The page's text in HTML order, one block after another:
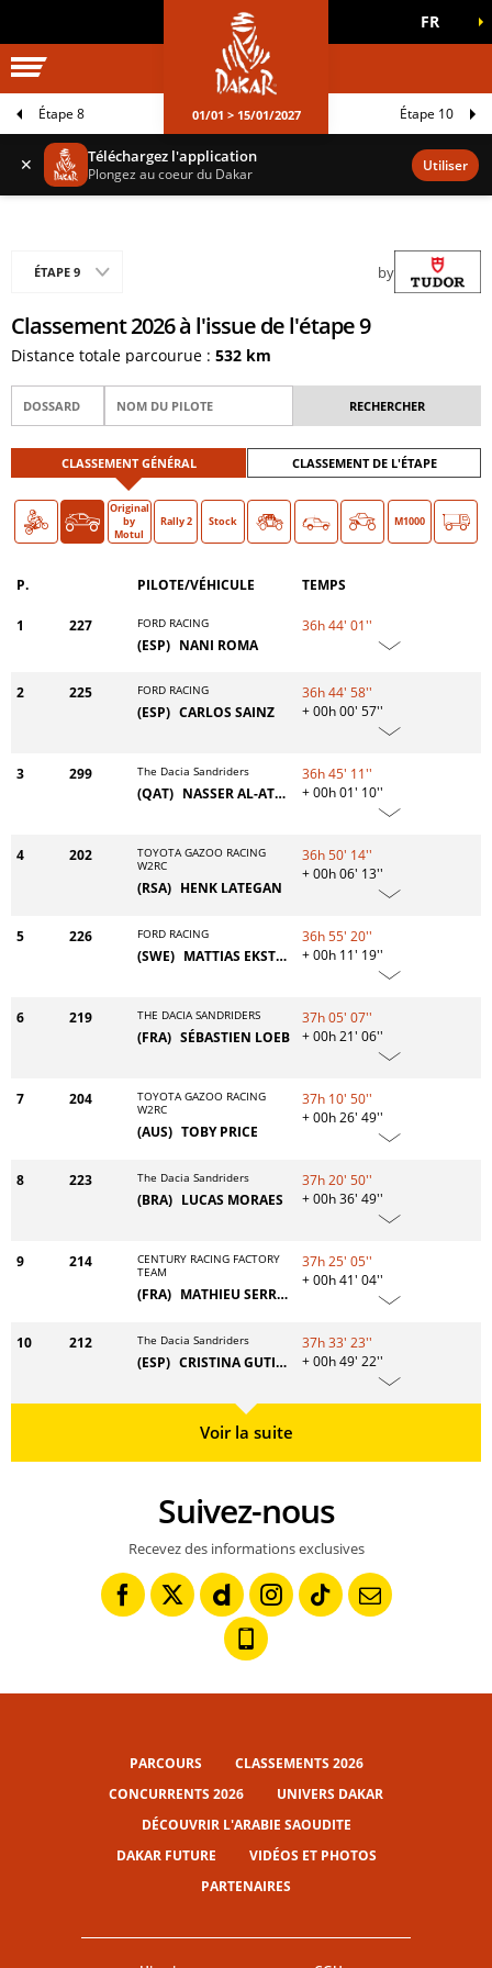
DAKAR
OFFICIELS FR
01/01 > 15/01/2027
Étape 8 Étape 10
✕ Téléchargez l'application
Plongez au coeur du Dakar Utiliser
Classement 2026 à l'issue de l'étape 9
Distance totale parcourue : 532 km
by
ÉTAPE 9
CLASSEMENT GÉNÉRAL CLASSEMENT DE L'ÉTAPE
Moto Auto
Original
by
Motul
O > Rally 2 Stock Classic M1000
P. PILOTE/VÉHICULE TEMPS
1 227 FORD RACING
(ESP) NANI ROMA
36h 44' 01''
2 225 FORD RACING
(ESP) CARLOS SAINZ
36h 44' 58''
+ 00h 00' 57''
3 299 The Dacia Sandriders
(QAT) NASSER AL-ATTIYAH
36h 45' 11''
+ 00h 01' 10''
4 202
TOYOTA GAZOO RACING
W2RC
(RSA) HENK LATEGAN
36h 50' 14''
+ 00h 06' 13''
5 226 FORD RACING
(SWE) MATTIAS EKSTRÖM
36h 55' 20''
+ 00h 11' 19''
6 219 THE DACIA SANDRIDERS
(FRA) SÉBASTIEN LOEB
37h 05' 07''
+ 00h 21' 06''
7 204
TOYOTA GAZOO RACING
W2RC
(AUS) TOBY PRICE
37h 10' 50''
+ 00h 26' 49''
8 223 The Dacia Sandriders
(BRA) LUCAS MORAES
37h 20' 50''
+ 00h 36' 49''
9 214
CENTURY RACING FACTORY
TEAM
(FRA) MATHIEU SERRADORI
37h 25' 05''
+ 00h 41' 04''
10 212 The Dacia Sandriders
(ESP) CRISTINA GUTIERREZ
37h 33' 23''
+ 00h 49' 22''
Voir la suite
Suivez-nous
Recevez des informations exclusives
PARCOURS
CLASSEMENTS 2026
CONCURRENTS 2026
UNIVERS DAKAR
DÉCOUVRIR L'ARABIE SAOUDITE
DAKAR FUTURE
VIDÉOS ET PHOTOS
PARTENAIRES